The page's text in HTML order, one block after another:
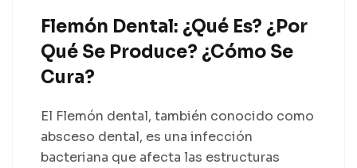
Flemón Dental: ¿Qué Es? ¿Por
Qué Se Produce? ¿Cómo Se
Cura?
El Flemón dental, también conocido como
absceso dental, es una infección
bacteriana que afecta las estructuras